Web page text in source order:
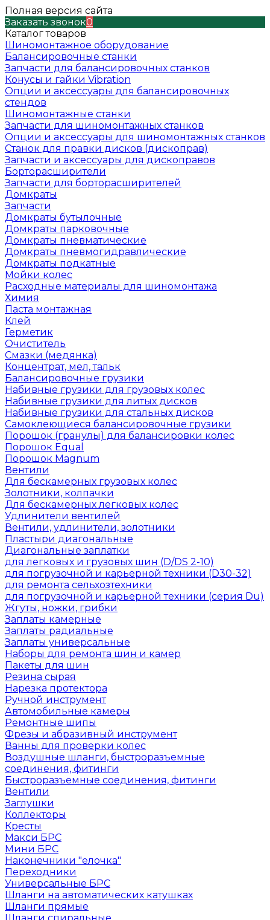
Полная версия сайта
Заказать звонок0
Каталог товаров
Шиномонтажное оборудование
Балансировочные станки
Запчасти для балансировочных станков
Конусы и гайки Vibration
Опции и аксессуары для балансировочных
стендов
Шиномонтажные станки
Запчасти для шиномонтажных станков
Опции и аксессуары для шиномонтажных станков
Станок для правки дисков (дископрав)
Запчасти и аксессуары для дископравов
Борторасширители
Запчасти для борторасширителей
Домкраты
Запчасти
Домкраты бутылочные
Домкраты парковочные
Домкраты пневматические
Домкраты пневмогидравлические
Домкраты подкатные
Мойки колес
Расходные материалы для шиномонтажа
Химия
Паста монтажная
Клей
Герметик
Очиститель
Смазки (медянка)
Концентрат, мел, тальк
Балансировочные грузики
Набивные грузики для грузовых колес
Набивные грузики для литых дисков
Набивные грузики для стальных дисков
Самоклеющиеся балансировочные грузики
Порошок (гранулы) для балансировки колес
Порошок Equal
Порошок Magnum
Вентили
Для бескамерных грузовых колес
Золотники, колпачки
Для бескамерных легковых колес
Удлинители вентилей
Вентили, удлинители, золотники
Пластыри диагональные
Диагональные заплатки
для легковых и грузовых шин (D/DS 2-10)
для погрузочной и карьерной техники (D30-32)
для ремонта сельхозтехники
для погрузочной и карьерной техники (серия Du)
Жгуты, ножки, грибки
Заплаты камерные
Заплаты радиальные
Заплаты универсальные
Наборы для ремонта шин и камер
Пакеты для шин
Резина сырая
Нарезка протектора
Ручной инструмент
Автомобильные камеры
Ремонтные шипы
Фрезы и абразивный инструмент
Ванны для проверки колес
Воздушные шланги, быстроразъемные
соединения, фитинги
Быстроразъемные соединения, фитинги
Вентили
Заглушки
Коллекторы
Кресты
Макси БРС
Мини БРС
Наконечники "елочка"
Переходники
Универсальные БРС
Шланги на автоматических катушках
Шланги прямые